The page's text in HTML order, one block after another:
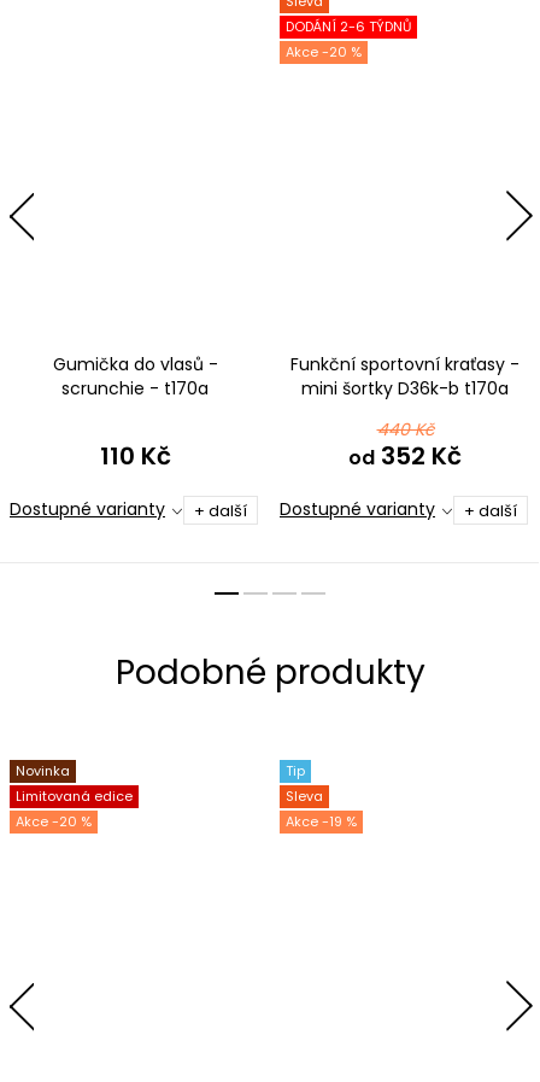
Gumička do vlasů -
scrunchie - t170a
110 Kč
Dostupné varianty + další
DODÁNÍ 2-6 TÝDNŮ
-20 %
Funkční sportovní kraťasy -
mini šortky D36k-b t170a
440 Kč
od 352 Kč
Dostupné varianty + další
Novinka
Limitovaná edice
-20 %
Tip
Sleva
-19 %